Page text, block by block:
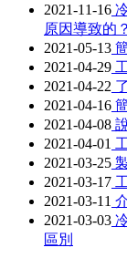
2021-11-16
原因導致的？
2021-05-13
2021-04-29
2021-04-22
2021-04-16
2021-04-08
2021-04-01
2021-03-25
2021-03-17
2021-03-11
2021-03-03
區別